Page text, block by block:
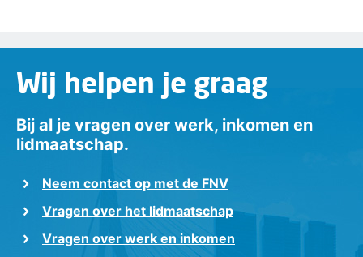
Wij helpen je graag
Bij al je vragen over werk, inkomen en
lidmaatschap.
Neem contact op met de FNV
Vragen over het lidmaatschap
Vragen over werk en inkomen